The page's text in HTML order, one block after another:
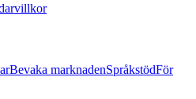
Bevaka marknadenSpråkstödFör